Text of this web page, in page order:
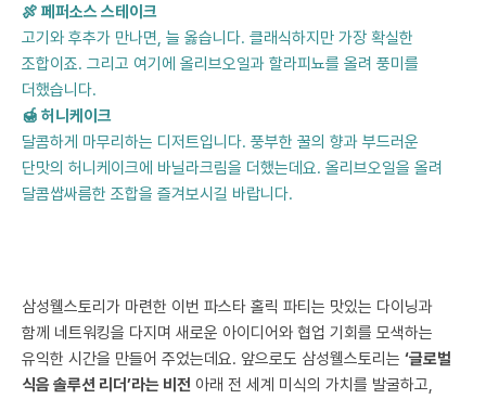
🍖 페퍼소스 스테이크
고기와 후추가 만나면, 늘 옳습니다. 클래식하지만 가장 확실한
조합이죠. 그리고 여기에 올리브오일과 할라피뇨를 올려 풍미를
더했습니다.
🍯 허니케이크
달콤하게 마무리하는 디저트입니다. 풍부한 꿀의 향과 부드러운
단맛의 허니케이크에 바닐라크림을 더했는데요. 올리브오일을 올려
달콤쌉싸름한 조합을 즐겨보시길 바랍니다.
삼성웰스토리가 마련한 이번 파스타 홀릭 파티는 맛있는 다이닝과
함께 네트워킹을 다지며 새로운 아이디어와 협업 기회를 모색하는
유익한 시간을 만들어 주었는데요. 앞으로도 삼성웰스토리는 ‘글로벌
식음 솔루션 리더’라는 비전 아래 전 세계 미식의 가치를 발굴하고,